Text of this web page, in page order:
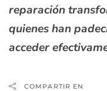
reparación
quienes han
acceder
COMPARTIR EN